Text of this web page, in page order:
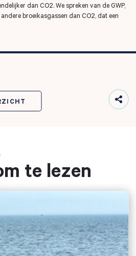
dan CO2. We spreken van de GWP,
broeikasgassen dan CO2, dat een
te lezen